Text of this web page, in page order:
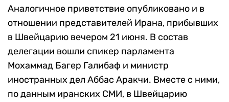
Аналогичное приветствие опубликовано и в
отношении представителей Ирана, прибывших
в Швейцарию вечером 21 июня. В состав
делегации вошли спикер парламента
Мохаммад Багер Галибаф и министр
иностранных дел Аббас Аракчи. Вместе с ними,
по данным иранских СМИ, в Швейцарию